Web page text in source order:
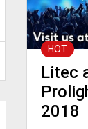
HOT
Litec
2018